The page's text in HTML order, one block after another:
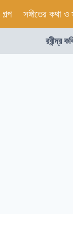
গল্প সঙ্গীতের কথা ও
রবীন্দ্র